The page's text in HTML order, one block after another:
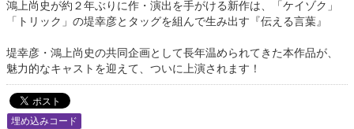
鴻上尚史が約２年ぶりに作・演出を手がける新作は、「ケイゾク」
「トリック」の堤幸彦とタッグを組んで生み出す『伝える言葉』
堤幸彦・鴻上尚史の共同企画として長年温められてきた本作品が、
魅力的なキャストを迎えて、ついに上演されます！
埋め込みコード